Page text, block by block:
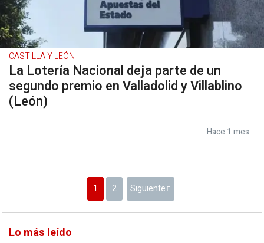
CASTILLA Y LEÓN
La Lotería Nacional deja parte de un
segundo premio en Valladolid y Villablino
(León)
Hace 1 mes
1 2 Siguiente
Lo más leído